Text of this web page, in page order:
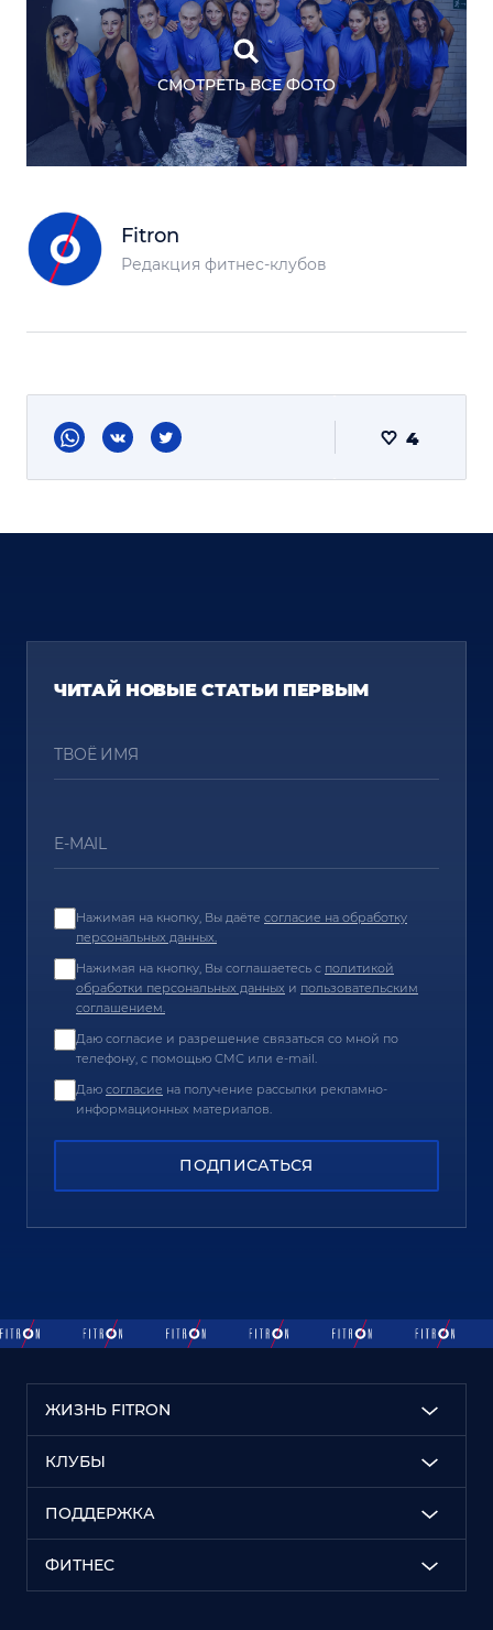
СМОТРЕТЬ ВСЕ ФОТО
Fitron
Редакция фитнес-клубов
4
ЧИТАЙ НОВЫЕ СТАТЬИ ПЕРВЫМ
ПОДПИСАТЬСЯ
Нажимая на кнопку, Вы даёте согласие на обработку
персональных данных.
Нажимая на кнопку, Вы соглашаетесь c политикой
обработки персональных данных и пользовательским
соглашением.
Даю согласие и разрешение связаться со мной по
телефону, с помощью СМС или e-mail.
Даю согласие на получение рассылки рекламно-
информационных материалов.
ЖИЗНЬ FITRON
КЛУБЫ
ПОДДЕРЖКА
ФИТНЕС